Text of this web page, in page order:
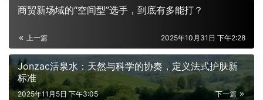
商贸新场域的“空间型”选手，到底有多能打？
上一篇 2025年10月31日 下午2:28
Jonzac活泉水：天然与科学的协奏，定义法式护肤新
标准
下一篇
2025年11月5日 下午3:05